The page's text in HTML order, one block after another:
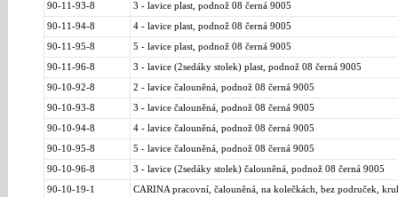
90-11-93-8 3 - lavice plast, podnož 08 černá 9005
90-11-94-8 4 - lavice plast, podnož 08 černá 9005
90-11-95-8 5 - lavice plast, podnož 08 černá 9005
90-11-96-8 3 - lavice (2sedáky stolek) plast, podnož 08 černá 9005
90-10-92-8 2 - lavice čalouněná, podnož 08 černá 9005
90-10-93-8 3 - lavice čalouněná, podnož 08 černá 9005
90-10-94-8 4 - lavice čalouněná, podnož 08 černá 9005
90-10-95-8 5 - lavice čalouněná, podnož 08 černá 9005
90-10-96-8 3 - lavice (2sedáky stolek) čalouněná, podnož 08 černá 9005
90-10-19-1 CARINA pracovní, čalouněná, na kolečkách, bez područek,